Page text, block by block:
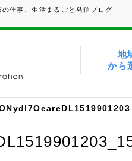
仕事、生活まるごと発信ブログ
地
から